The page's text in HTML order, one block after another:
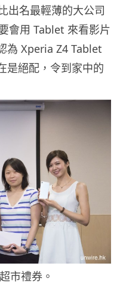
出名最輕薄的大公司
會用 Tablet 來看影片
為 Xperia Z4 Tablet
是絕配，令到家中的
市禮券。